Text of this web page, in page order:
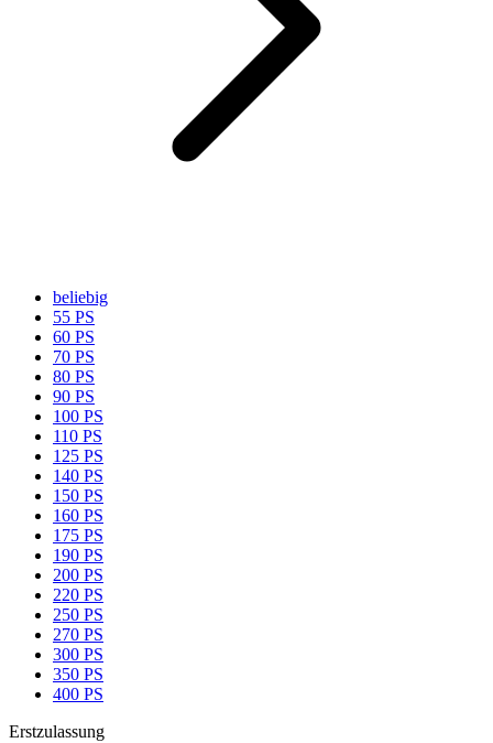
beliebig
55 PS
60 PS
70 PS
80 PS
90 PS
100 PS
110 PS
125 PS
140 PS
150 PS
160 PS
175 PS
190 PS
200 PS
220 PS
250 PS
270 PS
300 PS
350 PS
400 PS
Erstzulassung